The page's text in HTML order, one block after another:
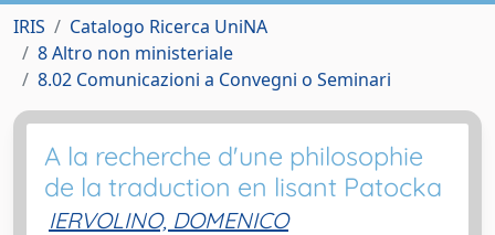
IRIS
Catalogo Ricerca UniNA
8 Altro non ministeriale
8.02 Comunicazioni a Convegni o Seminari
A la recherche d'une philosophie
de la traduction en lisant Patocka
IERVOLINO, DOMENICO